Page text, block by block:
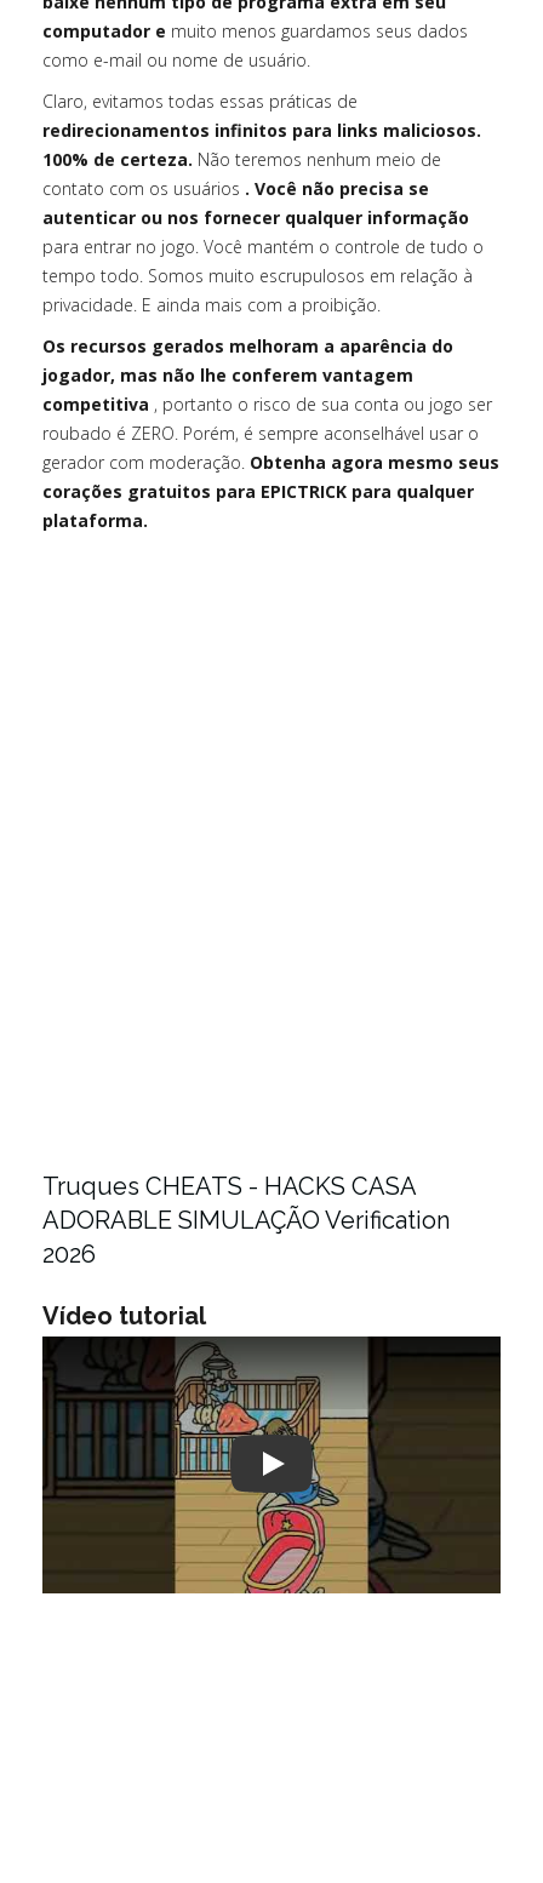
computador e muito menos guardamos seus dados
como e-mail ou nome de usuário.
Claro, evitamos todas essas práticas de
redirecionamentos infinitos para links maliciosos.
100% de certeza. Não teremos nenhum meio de
contato com os usuários . Você não precisa se
autenticar ou nos fornecer qualquer informação
para entrar no jogo. Você mantém o controle de tudo o
tempo todo. Somos muito escrupulosos em relação à
privacidade. E ainda mais com a proibição.
Os recursos gerados melhoram a aparência do
jogador, mas não lhe conferem vantagem
competitiva , portanto o risco de sua conta ou jogo ser
roubado é ZERO. Porém, é sempre aconselhável usar o
gerador com moderação. Obtenha agora mesmo seus
corações gratuitos para EPICTRICK para qualquer
plataforma.
Truques CHEATS - HACKS CASA
ADORABLE SIMULAÇÃO Verification
2026
Vídeo tutorial
Play: Keynote (Google I/O '18)